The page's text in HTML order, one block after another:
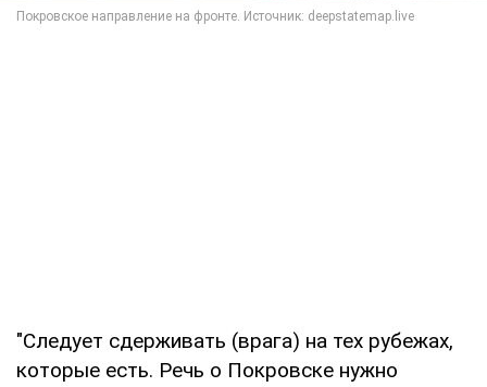
"Следует сдерживать (врага) на тех рубежах,
которые есть. Речь о Покровске нужно